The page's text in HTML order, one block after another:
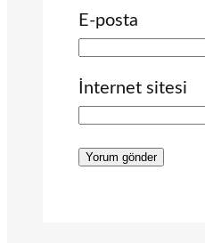
E-posta
İnternet sitesi